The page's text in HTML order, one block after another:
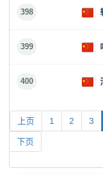
398
399
400
上页 1 2 3
下页